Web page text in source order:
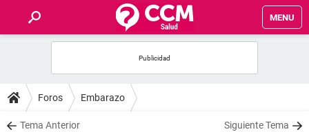
MENU
FOROS
SALUD
Foros Embarazo
Tema Anterior Siguiente Tema